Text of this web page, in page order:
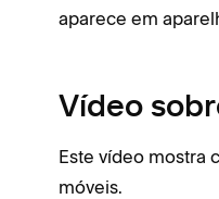
aparece em
Vídeo
Este vídeo mostra
móveis.